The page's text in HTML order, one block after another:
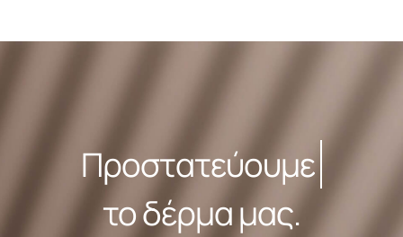
Προστατεύουμε
τοδέρμαμας.